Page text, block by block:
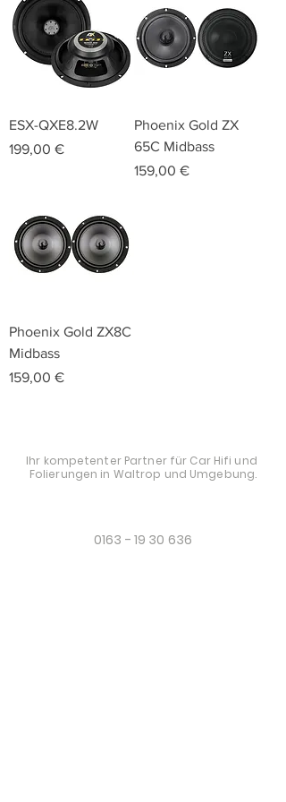
ESX-QXE8.2W
Preis
199,00 €
Phoenix Gold ZX
65C Midbass
Preis
159,00 €
Phoenix Gold ZX8C
Midbass
Preis
159,00 €
Ihr kompetenter Partner für Car Hifi und
Folierungen in Waltrop und Umgebung.
0163 - 19 30 636